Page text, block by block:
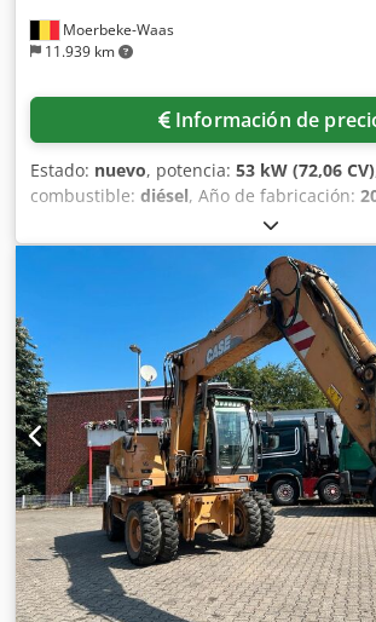
Moerbeke-Waas
11.939 km
Información de
Estado: nuevo, potencia: 53 kW (72,06 CV)
combustible: diésel, Año de fabricación:
vacío: 9.780 kg. Dkjdpfszrrw Ajx Aqvor
con el departamento de ventas de KEY-